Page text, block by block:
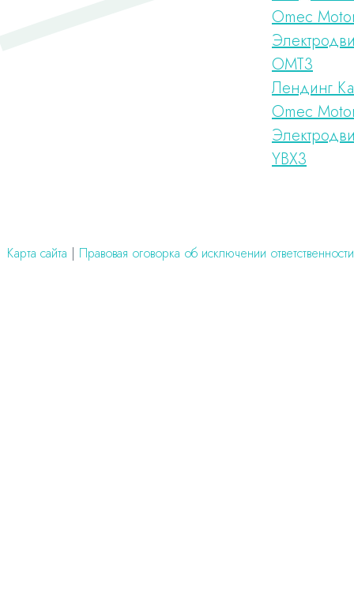
Omec
ОМТ3
Лендинг
Omec
YBX3
Карта сайта | Правовая оговорка об исключении ответственности